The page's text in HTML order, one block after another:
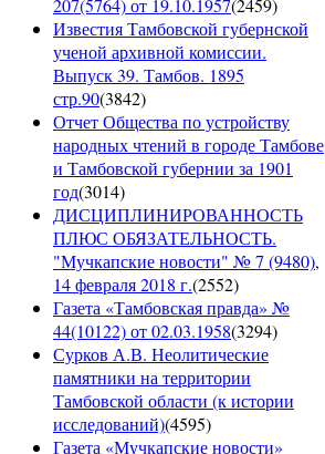
207(5764) от 19.10.1957(2459)
Известия Тамбовской губернской
ученой архивной комиссии.
Выпуск 39. Тамбов. 1895
стр.90(3842)
Отчет Общества по устройству
народных чтений в городе Тамбове
и Тамбовской губернии за 1901
год(3014)
ДИСЦИПЛИНИРОВАННОСТЬ
ПЛЮС ОБЯЗАТЕЛЬНОСТЬ.
"Мучкапские новости" № 7 (9480),
14 февраля 2018 г.(2552)
Газета «Тамбовская правда» №
44(10122) от 02.03.1958(3294)
Сурков А.В. Неолитические
памятники на территории
Тамбовской области (к истории
исследований)(4595)
Газета «Мучкапские новости»